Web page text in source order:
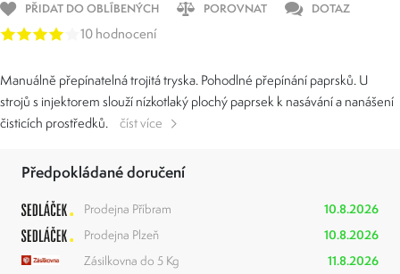
PŘIDAT DO OBLÍBENÝCH POROVNAT DOTAZ
10 hodnocení
Manuálně přepínatelná trojitá tryska. Pohodlné přepínání paprsků. U
strojů s injektorem slouží nízkotlaký plochý paprsek k nasávání a nanášení
čisticích prostředků.
číst více
Předpokládané doručení
Prodejna Příbram
10.8.2026
Prodejna Plzeň
10.8.2026
Zásilkovna do 5 Kg
11.8.2026